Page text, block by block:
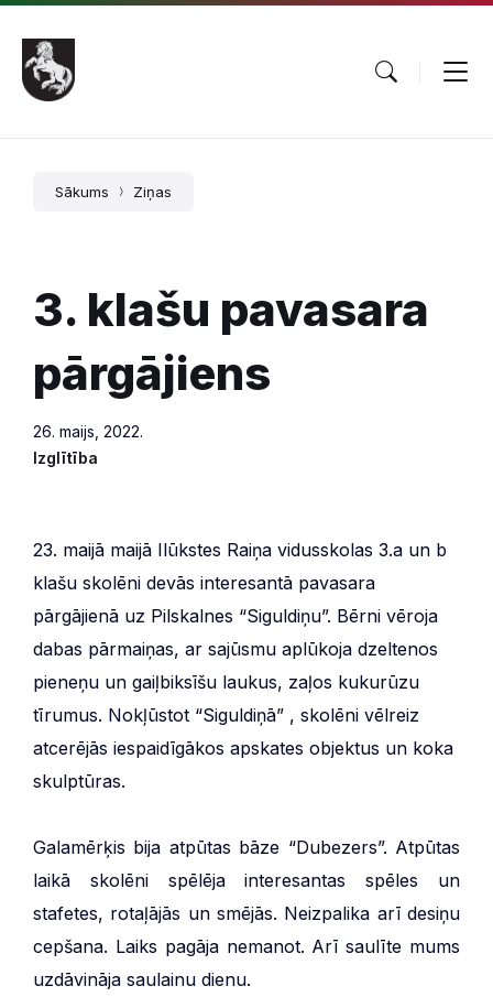
Pāriet
saturu
Skip
main
navigation
Skip
footer
Sākums Ziņas
3. klašu pavasara
pārgājiens
26. maijs, 2022.
Izglītība
23. maijā maijā Ilūkstes Raiņa vidusskolas 3.a un b
klašu skolēni devās interesantā pavasara
pārgājienā uz Pilskalnes “Siguldiņu”. Bērni vēroja
dabas pārmaiņas, ar sajūsmu aplūkoja dzeltenos
pieneņu un gaiļbiksīšu laukus, zaļos kukurūzu
tīrumus. Nokļūstot “Siguldiņā” , skolēni vēlreiz
atcerējās iespaidīgākos apskates objektus un koka
skulptūras.
Galamērķis bija atpūtas bāze “Dubezers”. Atpūtas
laikā skolēni spēlēja interesantas spēles un
stafetes, rotaļājās un smējās. Neizpalika arī desiņu
cepšana. Laiks pagāja nemanot. Arī saulīte mums
uzdāvināja saulainu dienu.